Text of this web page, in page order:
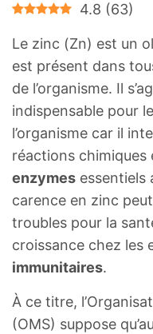
4.8 (63)
Le zinc (Zn) est un
est présent dans
de l’organisme. Il
indispensable pour
l’organisme car il
réactions chimiques
enzymes essentiels
carence en zinc
troubles pour la
croissance chez les
immunitaires.
À ce titre,
(OMS) suppose